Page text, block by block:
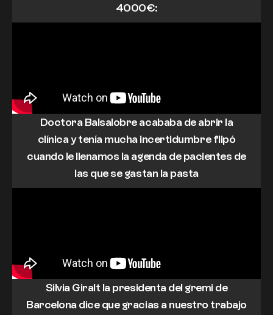
4000€:
Doctora Balsalobre acababa de abrir la
clínica y tenía mucha incertidumbre flipó
cuando le llenamos la agenda de pacientes de
las que se gastan la pasta
Silvia Giralt la presidenta del gremi de
Barcelona dice que gracias a nuestro trabajo